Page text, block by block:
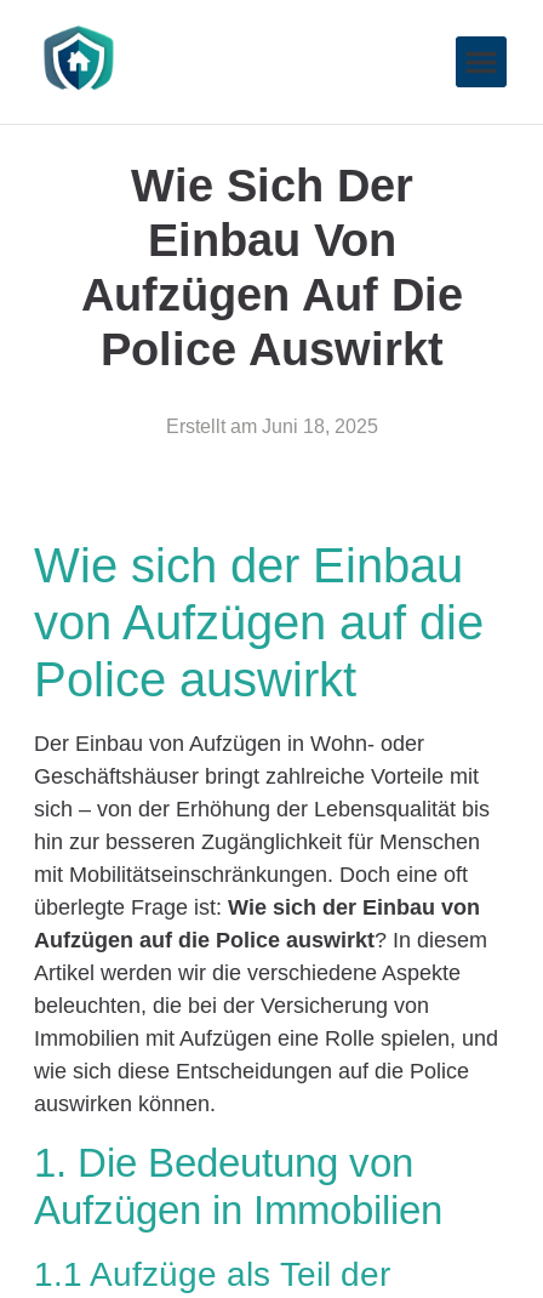
Wie Sich Der
Einbau Von
Aufzügen Auf Die
Police Auswirkt
Erstellt am Juni 18, 2025
Wie sich der Einbau
von Aufzügen auf die
Police auswirkt
Der Einbau von Aufzügen in Wohn- oder
Geschäftshäuser bringt zahlreiche Vorteile mit
sich – von der Erhöhung der Lebensqualität bis
hin zur besseren Zugänglichkeit für Menschen
mit Mobilitätseinschränkungen. Doch eine oft
überlegte Frage ist: Wie sich der Einbau von
Aufzügen auf die Police auswirkt? In diesem
Artikel werden wir die verschiedene Aspekte
beleuchten, die bei der Versicherung von
Immobilien mit Aufzügen eine Rolle spielen, und
wie sich diese Entscheidungen auf die Police
auswirken können.
1. Die Bedeutung von
Aufzügen in Immobilien
1.1 Aufzüge als Teil der